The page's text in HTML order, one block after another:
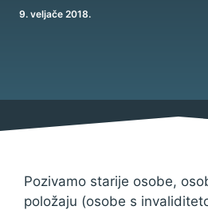
9. veljače 2018.
Pozivamo starije osobe,
položaju (osobe s